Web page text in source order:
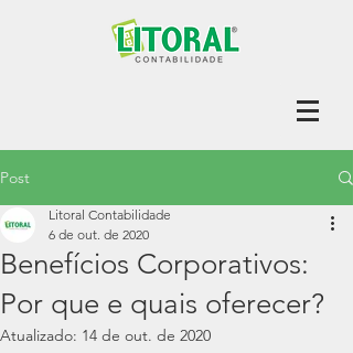
Post
Benefícios Corporativos:
Por que e quais oferecer?
Litoral Contabilidade
6 de out. de 2020
Atualizado: 14 de out. de 2020